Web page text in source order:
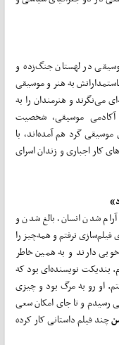
در لهستان جنگ‌زده و
به هنر و موسیقی
می‌نگرند و هنرمندان را به
موسیقی، شخصیت
گرد هم آمده‌اند، با
کار اجباری و زندان اسرای
شدن انسان، بالغ شدن و
نرفتم و همه‌چیز را
دارند و به همین خاطر
نویسنده‌ای بود که
او رو به مرگ بود و چیزی
رسیدم و تا جای امکان سعی
چند فیلم داستانی کار کرده